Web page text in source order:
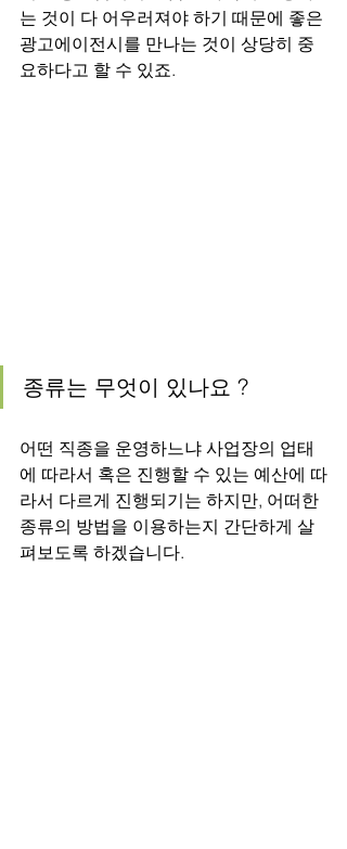
는 것이 다 어우러져야 하기 때문에 좋은
광고에이전시를 만나는 것이 상당히 중
요하다고 할 수 있죠.
종류는 무엇이 있나요 ?
어떤 직종을 운영하느냐 사업장의 업태
에 따라서 혹은 진행할 수 있는 예산에 따
라서 다르게 진행되기는 하지만, 어떠한
종류의 방법을 이용하는지 간단하게 살
펴보도록 하겠습니다.